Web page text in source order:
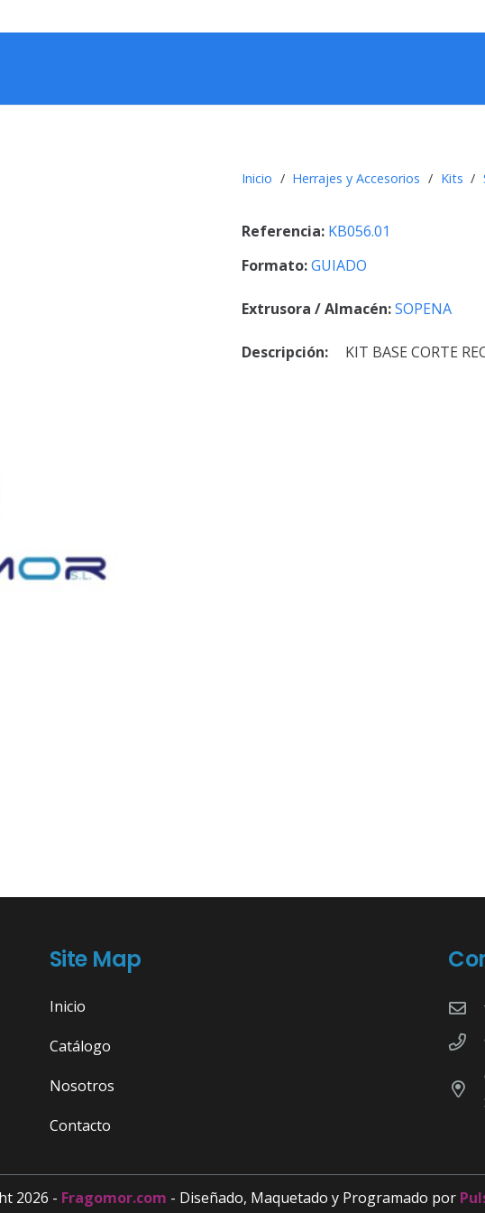
Inicio / Herrajes y Accesorios / Kits /
Referencia: KB056.01
Formato:GUIADO
Extrusora / Almacén:SOPENA
Descripción: KIT BASE CORTE
Site Map
Inicio
Catálogo
Nosotros
Contacto
2026 - Fragomor.com - Diseñado, Maquetado y Programado por